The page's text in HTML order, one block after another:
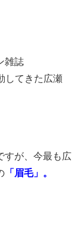
雑誌
してきた広瀬
すが、今最も広
「眉毛」。